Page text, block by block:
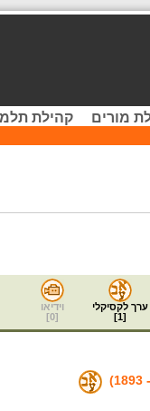
מורים קהילת
ערך לקסיקלי
[
1
]
וידיאו
[
0
]